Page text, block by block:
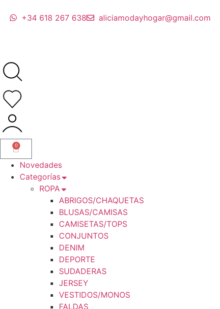
+34 618 267 638 aliciamodayhogar@gmail.com
0
Novedades
Categorías
ROPA
ABRIGOS/CHAQUETAS
BLUSAS/CAMISAS
CAMISETAS/TOPS
CONJUNTOS
DENIM
DEPORTE
SUDADERAS
JERSEY
VESTIDOS/MONOS
FALDAS